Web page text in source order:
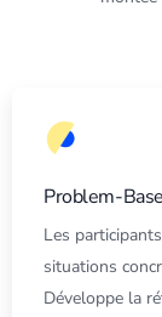
Problem-
Les
situations
Développe la